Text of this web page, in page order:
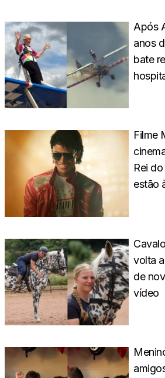
Após
anos
bate
Filme
Rei
estão
volta
de
vídeo